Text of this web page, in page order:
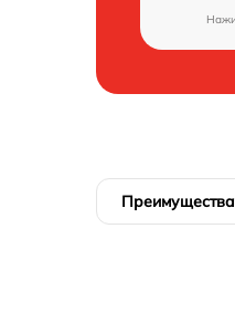
Преимущества